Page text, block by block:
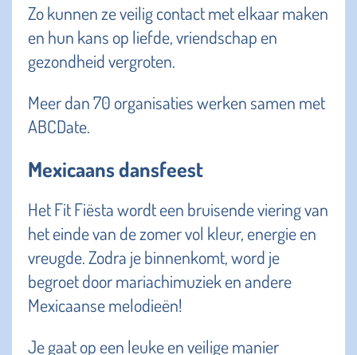
Zo kunnen ze veilig contact met elkaar maken
en hun kans op liefde, vriendschap en
gezondheid vergroten.
Meer dan 70 organisaties werken samen met
ABCDate.
Mexicaans dansfeest
Het Fit Fiësta wordt een bruisende viering van
het einde van de zomer vol kleur, energie en
vreugde. Zodra je binnenkomt, word je
begroet door mariachimuziek en andere
Mexicaanse melodieën!
Je gaat op een leuke en veilige manier